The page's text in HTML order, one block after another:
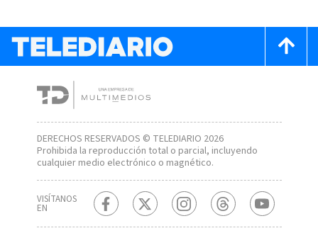
DERECHOS RESERVADOS © TELEDIARIO 2026
Prohibida la reproducción total o parcial, incluyendo
cualquier medio electrónico o magnético.
VISÍTANOS
EN